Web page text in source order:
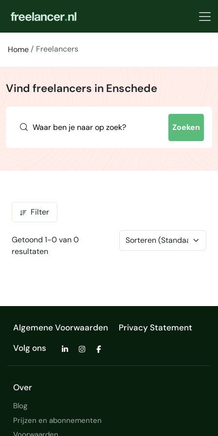
Home Freelancers
Vind freelancers in Enschede
Zoeken
Filter
Getoond 1-0 van 0
resultaten
Algemene Voorwaarden
Privacy Statement
Volg ons
Over
Blog
Prijzen en abonnementen